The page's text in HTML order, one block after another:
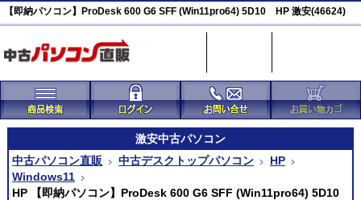
【即納パソコン】ProDesk 600 G6 SFF (Win11pro64) 5D10 HP 激安(46624)
激安中古パソコン
中古パソコン直販
中古デスクトップパソコン
HP
Windows11
HP 【即納パソコン】ProDesk 600 G6 SFF (Win11pro64) 5D10